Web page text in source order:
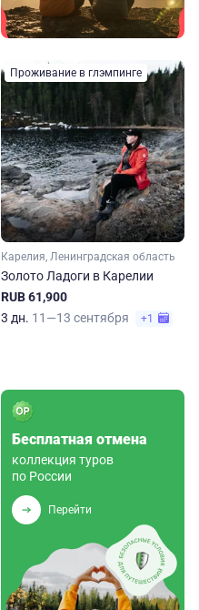
Проживание в глэмпинге
Карелия, Ленинградская область
Золото Ладоги в Карелии
RUB 61,900
3 дн. 11—13 сентября +1
Бесплатная отмена
коллекция туров
по России
Перейти